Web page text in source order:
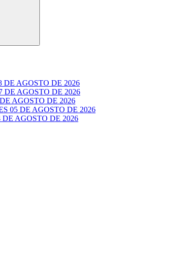
AGOSTO DE 2026
AGOSTO DE 2026
AGOSTO DE 2026
05 DE AGOSTO DE 2026
AGOSTO DE 2026